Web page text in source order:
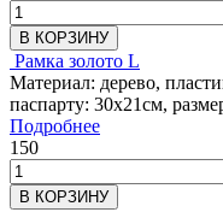
В КОРЗИНУ
Рамка золото L
Материал: дерево,
паспарту: 30х21см,
Подробнее
150
В КОРЗИНУ